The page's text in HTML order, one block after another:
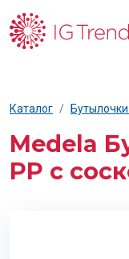
Каталог
Medela
PP с